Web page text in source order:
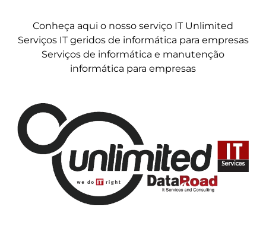
Conheça aqui o nosso serviço IT Unlimited
Serviços IT geridos de informática para empresas
Serviços de informática e manutenção
informática para empresas